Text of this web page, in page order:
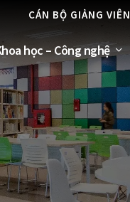
CÁN BỘ GIẢNG VIÊN
học – Công nghệ